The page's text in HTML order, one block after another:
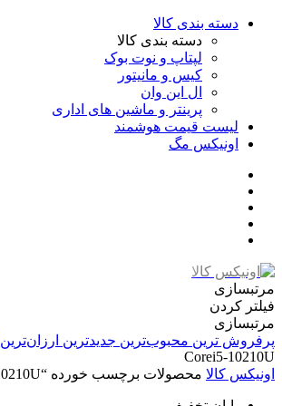
دسته بندی کالا
دسته بندی کالا
لپتاپ و نوت بوک
کیس و مانیتور
ال این وان
پرینتر و ماشین های اداری
لیست قیمت هوشمند
اونیکس مگ
مرتبسازی
فیلتر کردن
مرتبسازی
پرفروش ترین محبوب‌ترین جدیدترین ارزان‌ترین
Corei5-10210U
اونیکس کالا محصولات برچسب خورده “Corei5-10210U”